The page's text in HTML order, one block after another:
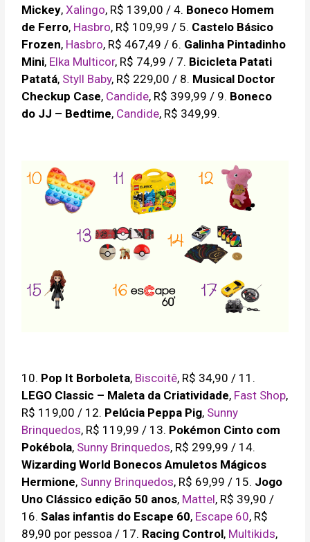
Mickey,Xalingo, R$ 139,00 / 4. Boneco Homem
de Ferro, Hasbro, R$ 109,99 / 5. Castelo Básico
Frozen, Hasbro, R$ 467,49 / 6. Galinha Pintadinho
Mini, Elka Multicor, R$ 74,99 / 7. Bicicleta Patati
Patatá, Styll Baby, R$ 229,00 / 8. Musical Doctor
Checkup Case, Candide, R$ 399,99 / 9. Boneco
do JJ – Bedtime, Candide, R$ 349,99.
10. Pop It Borboleta, Biscoitê, R$ 34,90 / 11.
LEGO Classic – Maleta da Criatividade, Fast Shop,
R$ 119,00 / 12. Pelúcia Peppa Pig, Sunny
Brinquedos, R$ 119,99 / 13. Pokémon Cinto com
Pokébola, Sunny Brinquedos, R$ 299,99 / 14.
Wizarding World Bonecos Amuletos Mágicos
Hermione, Sunny Brinquedos, R$ 69,99 / 15. Jogo
Uno Clássico edição 50 anos, Mattel, R$ 39,90 /
16.Salas infantis do Escape 60, Escape 60, R$
89,90 por pessoa / 17. Racing Control, Multikids,